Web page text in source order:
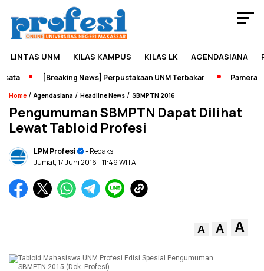
LINTAS UNM KILAS KAMPUS KILAS LK AGENDASIANA
[Breaking News] Perpustakaan UNM Terbakar Pameran
Home /Agendasiana / Headline News / SBMPTN 2016
Pengumuman SBMPTN Dapat Dilihat
Lewat Tabloid Profesi
LPM Profesi
- Redaksi
Jumat, 17 Juni 2016- 11:49 WITA
A A A